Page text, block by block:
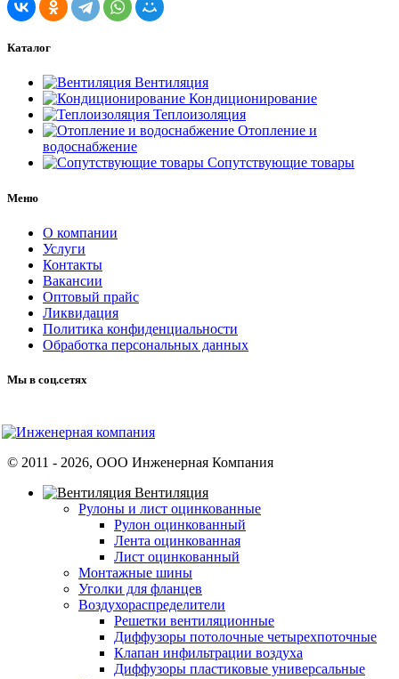
Каталог
Вентиляция
Кондиционирование
Теплоизоляция
Отопление и
водоснабжение
Сопутствующие товары
Меню
О компании
Услуги
Контакты
Вакансии
Оптовый прайс
Ликвидация
Политика конфиденциальности
Обработка персональных данных
Мы в соц.сетях
© 2011 - 2026, ООО Инженерная Компания
Вентиляция
Рулоны и лист оцинкованные
Рулон оцинкованный
Лента оцинкованная
Лист оцинкованный
Монтажные шины
Уголки для фланцев
Воздухораспределители
Решетки вентиляционные
Диффузоры потолочные четырехпоточные
Клапан инфильтрации воздуха
Диффузоры пластиковые универсальные